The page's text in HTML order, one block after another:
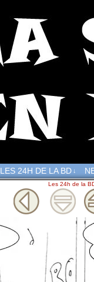
LES 24H DE LA BD ↓
Les 24h de la